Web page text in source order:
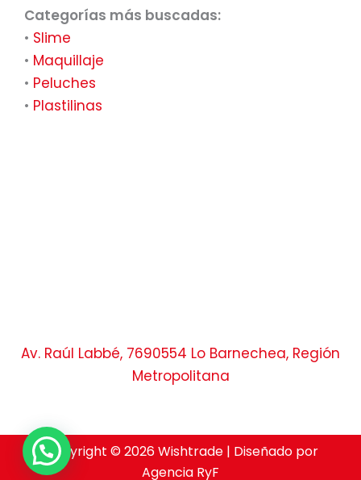
Categorías más buscadas:
• Slime
• Maquillaje
• Peluches
• Plastilinas
Av. Raúl Labbé, 7690554 Lo Barnechea, Región
Metropolitana
Copyright © 2026 Wishtrade | Diseñado por
Agencia RyF